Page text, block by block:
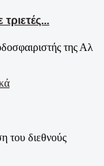
της Αλ
διεθνούς